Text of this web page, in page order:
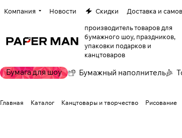
Компания Новости Скидки Доставка и
производитель товаров для
бумажного шоу, праздников,
упаковки подарков и
канцтоваров
Бумага для шоу Бумажный наполнитель
Главная Каталог Канцтовары и творчество Рисование